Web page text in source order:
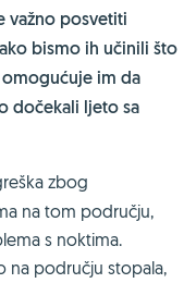
važno posvetiti
bismo ih učinili što
im da
dočekali ljeto sa
zbog
na tom području,
s noktima.
na području stopala,